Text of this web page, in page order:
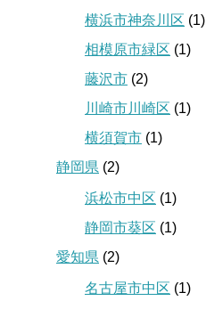
横浜市神奈川区 (1)
相模原市緑区 (1)
藤沢市 (2)
川崎市川崎区 (1)
横須賀市 (1)
静岡県 (2)
浜松市中区 (1)
静岡市葵区 (1)
愛知県 (2)
名古屋市中区 (1)